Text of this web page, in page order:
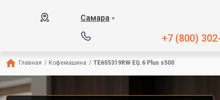
Самара ▼
+7 (800)
Главная / Кофемашина / TE655319RW EQ.6 Plus s500